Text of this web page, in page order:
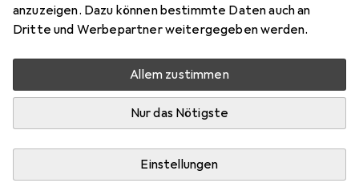
anzuzeigen. Dazu können bestimmte Daten auch an
Dritte und Werbepartner weitergegeben werden.
Allem zustimmen
Nur das Nötigste
Einstellungen
Mehr als 10 Stück an Lager beim Drittanbieter
Lieferort angeben für genaue Lieferzeit
In den Warenkorb